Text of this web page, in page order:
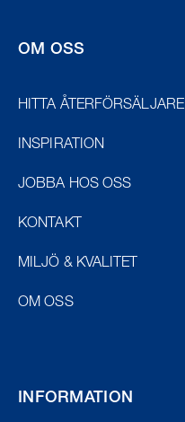
OM OSS
HITTA ÅTERFÖRSÄLJARE
INSPIRATION
JOBBA HOS OSS
KONTAKT
MILJÖ & KVALITET
OM OSS
INFORMATION